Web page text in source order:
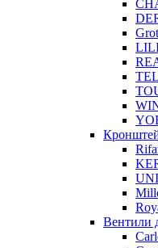
Вентили